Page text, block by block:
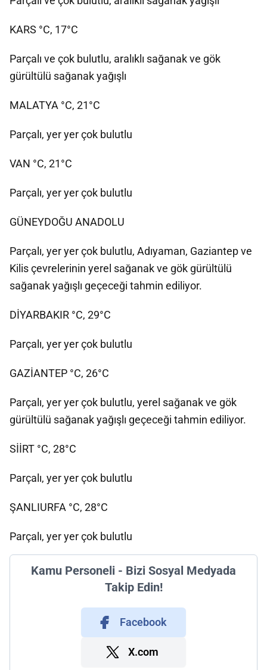
KARS °C, 17°C
Parçalı ve çok bulutlu, aralıklı sağanak ve gök
gürültülü sağanak yağışlı
MALATYA °C, 21°C
Parçalı, yer yer çok bulutlu
VAN °C, 21°C
Parçalı, yer yer çok bulutlu
GÜNEYDOĞU ANADOLU
Parçalı, yer yer çok bulutlu, Adıyaman, Gaziantep ve
Kilis çevrelerinin yerel sağanak ve gök gürültülü
sağanak yağışlı geçeceği tahmin ediliyor.
DİYARBAKIR °C, 29°C
Parçalı, yer yer çok bulutlu
GAZİANTEP °C, 26°C
Parçalı, yer yer çok bulutlu, yerel sağanak ve gök
gürültülü sağanak yağışlı geçeceği tahmin ediliyor.
SİİRT °C, 28°C
Parçalı, yer yer çok bulutlu
ŞANLIURFA °C, 28°C
Parçalı, yer yer çok bulutlu
Kamu Personeli - Bizi Sosyal Medyada
Takip Edin!
Facebook
X.com